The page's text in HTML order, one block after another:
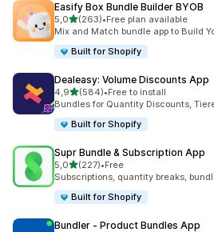
Easify Box Bundle Builder BYOB
5,05 yıldız üzerinden
(263)
toplam 263 değerlendirme
•Free plan available
Mix and Match bundle app to Build
Built for Shopify
Dealeasy: Volume Discounts App
4,95 yıldız üzerinden
(584)
toplam 584 değerlendirme
•Free to install
Bundles for Quantity Discounts,
Built for Shopify
Supr Bundle & Subscription App
5,05 yıldız üzerinden
(227)
toplam 227 değerlendirme
•Free
Subscriptions, quantity breaks,
Built for Shopify
Bundler ‑ Product Bundles App